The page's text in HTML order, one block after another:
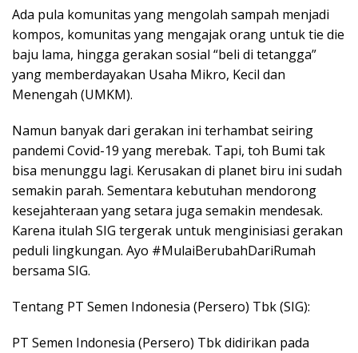
Ada pula komunitas yang mengolah sampah menjadi
kompos, komunitas yang mengajak orang untuk tie die
baju lama, hingga gerakan sosial “beli di tetangga”
yang memberdayakan Usaha Mikro, Kecil dan
Menengah (UMKM).
Namun banyak dari gerakan ini terhambat seiring
pandemi Covid-19 yang merebak. Tapi, toh Bumi tak
bisa menunggu lagi. Kerusakan di planet biru ini sudah
semakin parah. Sementara kebutuhan mendorong
kesejahteraan yang setara juga semakin mendesak.
Karena itulah SIG tergerak untuk menginisiasi gerakan
peduli lingkungan. Ayo #MulaiBerubahDariRumah
bersama SIG.
Tentang PT Semen Indonesia (Persero) Tbk (SIG):
PT Semen Indonesia (Persero) Tbk didirikan pada